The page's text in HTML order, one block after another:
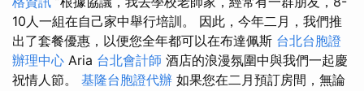
10人一組在自己家中舉行培訓。 因此，今年二月，我們推
出了套餐優惠，以便您全年都可以在布達佩斯 台北台胞證
辦理中心 Aria 台北會計師 酒店的浪漫氛圍中與我們一起慶
祝情人節。 基隆台胞證代辦 如果您在二月預訂房間，無論